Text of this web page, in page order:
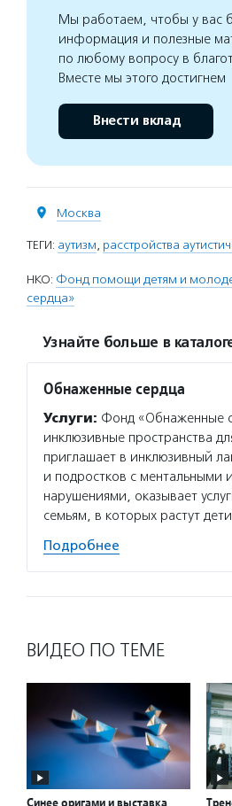
Мы работаем, чтобы у вас
информация и полезные
по любому вопросу в
Вместе мы этого достигнем
Внести вклад
Москва
ТЕГИ: аутизм, расстройства
НКО: Фонд помощи детям и
сердца»
Узнайте больше в
Обнаженные сердца
Услуги: Фонд «Обнаженные
инклюзивные пространства
приглашает в инклюзивный
и подростков с ментальными
нарушениями, оказывает
семьям, в которых растут
Подробнее
ВИДЕО ПО ТЕМЕ
Синее оригами и выставка